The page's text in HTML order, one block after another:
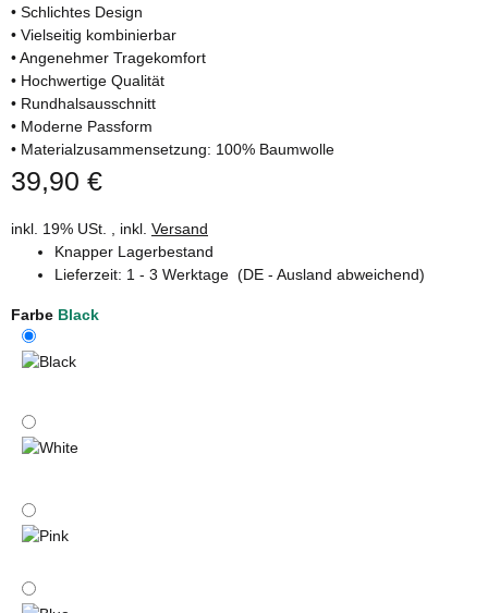
• Schlichtes Design
• Vielseitig kombinierbar
• Angenehmer Tragekomfort
• Hochwertige Qualität
• Rundhalsausschnitt
• Moderne Passform
• Materialzusammensetzung: 100% Baumwolle
39,90 €
inkl. 19% USt. , inkl. Versand
Knapper Lagerbestand
Lieferzeit: 1 - 3 Werktage (DE - Ausland abweichend)
Farbe Black
Black
White
Pink